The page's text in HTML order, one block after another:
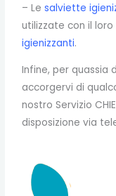
– Lesalviette
utilizzate con il loro
igienizzanti.
Infine, per quassia
accorgervi di
nostro Servizio
disposizione via